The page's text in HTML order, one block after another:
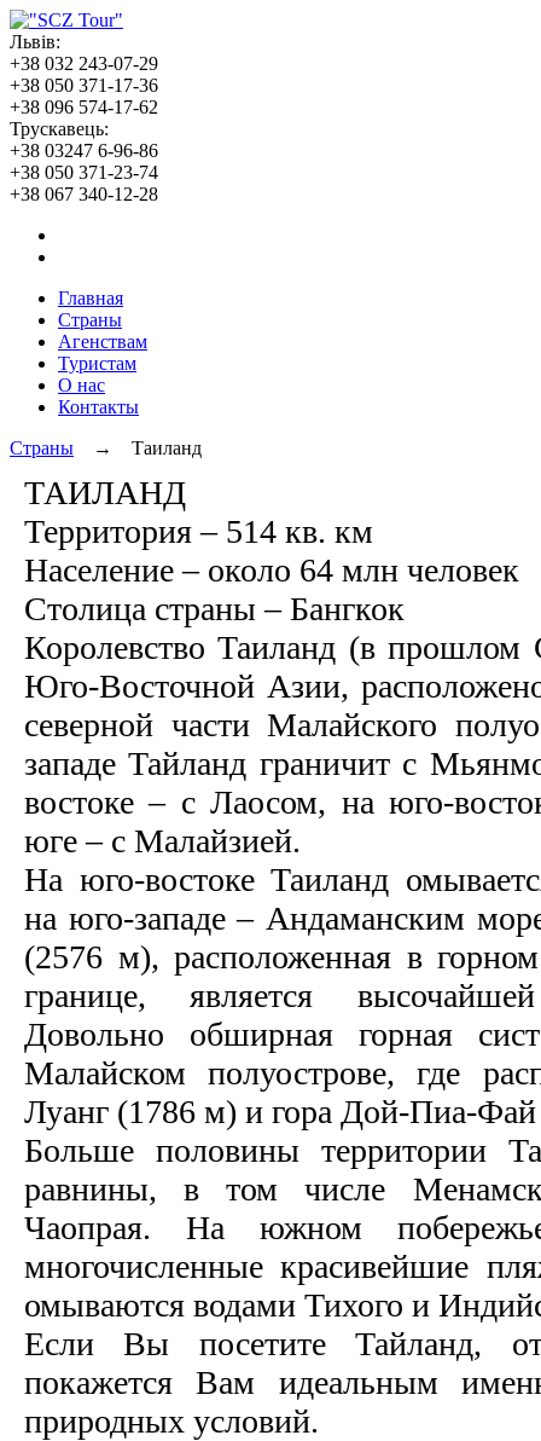
Львів:
+38 032 243-07-29
+38 050 371-17-36
+38 096 574-17-62
Трускавець:
+38 03247 6-96-86
+38 050 371-23-74
+38 067 340-12-28
Главная
Страны
Агенствам
Туристам
О нас
Контакты
Страны → Таиланд
ТАИЛАНД
Территория – 514 кв. км
Население – около 64 млн человек
Столица страны – Бангкок
Королевство Таиланд (в прошлом
Юго-Восточной Азии,
северной части Малайского
западе Тайланд граничит с
востоке – с Лаосом, на юго-
юге – с Малайзией.
На юго-востоке Таиланд
на юго-западе – Андаманским
(2576 м), расположенная в
границе, является
Довольно обширная горная
Малайском полуострове, где
Луанг (1786 м) и гора Дой-Пиа-
Больше половины территории
равнины, в том числе
Чаопрая. На южном
многочисленные красивейшие
омываются водами Тихого и
Если Вы посетите Тайланд,
покажется Вам идеальным
природных условий.